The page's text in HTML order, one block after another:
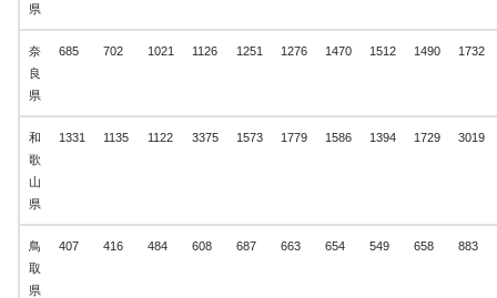
県
奈
良
県
685 702 1021 1126 1251 1276 1470 1512 1490 1732
和
歌
山
県
1331 1135 1122 3375 1573 1779 1586 1394 1729 3019
鳥
取
県
407 416 484 608 687 663 654 549 658 883